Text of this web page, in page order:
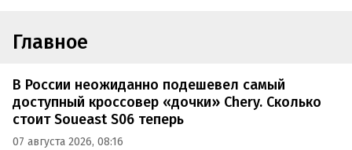
Главное
В России неожиданно подешевел самый
доступный кроссовер «дочки» Chery. Сколько
стоит Soueast S06 теперь
07 августа 2026, 08:16